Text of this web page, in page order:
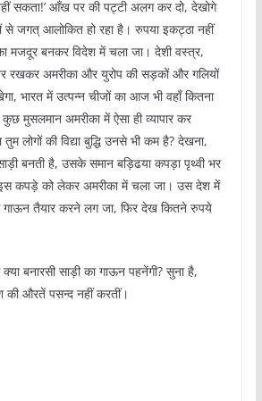
सकता!’ आँख पर की पट्टी अलग कर दो, देखोगे
से जगत् आलोकित हो रहा है। रुपया इकट्ठा नहीं
मजदूर बनकर विदेश में चला जा। देशी वस्त्र,
रखकर अमरीका और युरोप की सड़कों और गलियों
भारत में उत्पन्न चीजों का आज भी वहाँ कितना
मुसलमान अमरीका में ऐसा ही व्यापार कर
लोगों की विद्या बुद्धि उनसे भी कम है? देखना,
बनती है, उसके समान बड़िढया कपड़ा पृथ्वी भर
कपड़े को लेकर अमरीका में चला जा। उस देश में
तैयार करने लग जा, फिर देख कितने रुपये
बनारसी साड़ी का गाऊन पहनेंगी? सुना है,
औरतें पसन्द नहीं करतीं।